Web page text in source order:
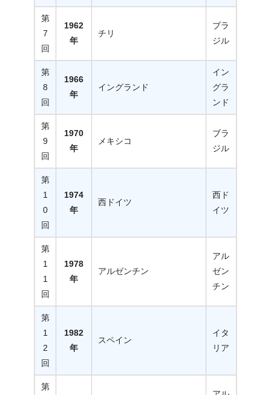
第
7
回
1962
年
チリ
ブラ
ジル
第
8
回
1966
年
イングランド
イン
グラ
ンド
第
9
回
1970
年
メキシコ
ブラ
ジル
第
1
0
回
1974
年
西ドイツ
西ド
イツ
第
1
1
回
1978
年
アルゼンチン
アル
ゼン
チン
第
1
2
回
1982
年
スペイン
イタ
リア
第